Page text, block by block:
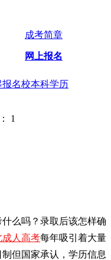
成考简章
网上报名
名校本科学历
1
么吗？录取后该怎样确
成人高考每年吸引着大量
但国家承认，学历信息